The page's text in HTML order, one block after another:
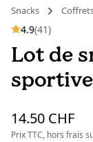
Snacks
4.9(41)
Lot de
sportive
14.50 CHF
Prix TTC, hors frais